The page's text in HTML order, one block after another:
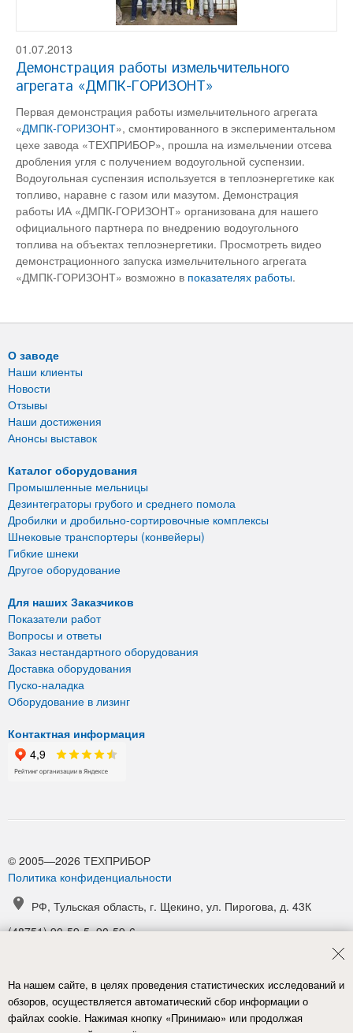
01.07.2013
Демонстрация работы измельчительного
агрегата «ДМПК-ГОРИЗОНТ»
Первая демонстрация работы измельчительного агрегата
«ДМПК-ГОРИЗОНТ», смонтированного в экспериментальном
цехе завода «ТЕХПРИБОР», прошла на измельчении отсева
дробления угля с получением водоугольной суспензии.
Водоугольная суспензия используется в теплоэнергетике как
топливо, наравне с газом или мазутом. Демонстрация
работы ИА «ДМПК-ГОРИЗОНТ» организована для нашего
официального партнера по внедрению водоугольного
топлива на объектах теплоэнергетики. Просмотреть видео
демонстрационного запуска измельчительного агрегата
«ДМПК-ГОРИЗОНТ» возможно в показателях работы.
О заводе
Наши клиенты
Новости
Отзывы
Наши достижения
Анонсы выставок
Каталог оборудования
Промышленные мельницы
Дезинтеграторы грубого и среднего помола
Дробилки и дробильно-сортировочные комплексы
Шнековые транспортеры (конвейеры)
Гибкие шнеки
Другое оборудование
Для наших Заказчиков
Показатели работ
Вопросы и ответы
Заказ нестандартного оборудования
Доставка оборудования
Пуско-наладка
Оборудование в лизинг
Контактная информация
© 2005—2026 ТЕХПРИБОР
Политика конфиденциальности
РФ, Тульская область, г. Щекино, ул. Пирогова, д. 43К
(48751) 90-59-5, 90-59-6
Карта проезда
На нашем сайте, в целях проведения статистических исследований и
обзоров, осуществляется автоматический сбор информации о
файлах cookie. Нажимая кнопку «Принимаю» или продолжая